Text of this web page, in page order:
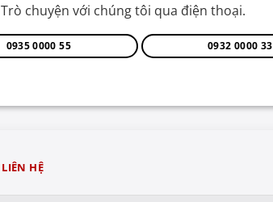
Trò chuyện với chúng tôi qua điện thoại.
0935 0000 55 0932 0000 33
LIÊN HỆ